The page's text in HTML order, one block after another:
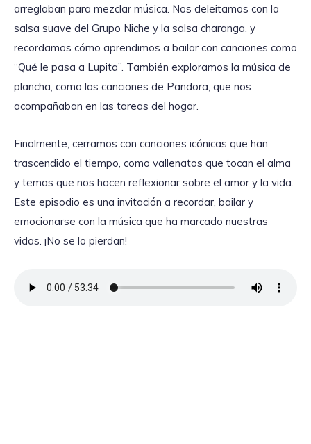
arreglaban para mezclar música. Nos deleitamos con la
salsa suave del Grupo Niche y la salsa charanga, y
recordamos cómo aprendimos a bailar con canciones como
“Qué le pasa a Lupita”. También exploramos la música de
plancha, como las canciones de Pandora, que nos
acompañaban en las tareas del hogar.
Finalmente, cerramos con canciones icónicas que han
trascendido el tiempo, como vallenatos que tocan el alma
y temas que nos hacen reflexionar sobre el amor y la vida.
Este episodio es una invitación a recordar, bailar y
emocionarse con la música que ha marcado nuestras
vidas. ¡No se lo pierdan!